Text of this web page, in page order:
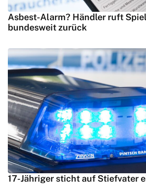
Asbest-Alarm? Händler ruft
bundesweit zurück
17-Jähriger sticht auf Stiefvater